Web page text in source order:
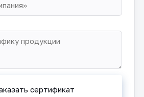
сертификат